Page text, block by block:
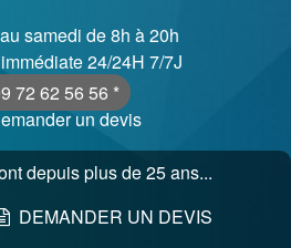
samedi de 8h à 20h
24/24H 7/7J
72 62 56 56 *
un devis
depuis plus de 25 ans...
DEMANDER UN DEVIS